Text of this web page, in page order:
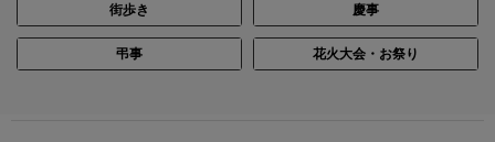
街歩き 慶事
弔事 花火大会・お祭り